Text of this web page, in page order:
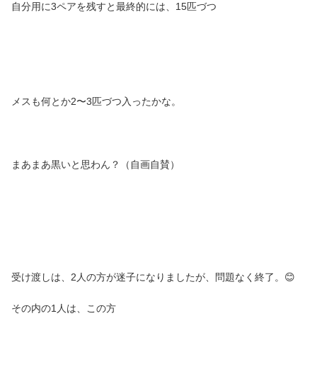
自分用に3ペアを残すと最終的には、15匹づつ
メスも何とか2〜3匹づつ入ったかな。
まあまあ黒いと思わん？（自画自賛）
受け渡しは、2人の方が迷子になりましたが、問題なく終了。😊
その内の1人は、この方